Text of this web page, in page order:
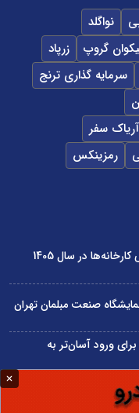
نواگلد
گروپ
زرپاد
سرمایه گذاری ترنج
آریاک سفر
رمزینکس
در سال 1405
صنعت مبلمان تهران
ورود آسان‌تر به
واسطه‌ها سود کسب‌وکارها